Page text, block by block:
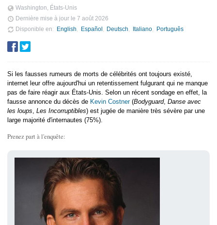
Washington, États-Unis
Dernière mise à jour le 7 août 2026
Disponible en
English Español Deutsch Italiano Português
Si les fausses rumeurs de morts de célébrités ont toujours existé,
internet leur offre aujourd'hui un retentissement fulgurant qui ne manque
pas de faire réagir aux États-Unis. Selon un récent sondage en effet, la
fausse annonce du décès de Kevin Costner(Bodyguard, Danse avec
les loups, Les Incorruptibles) est jugée de manière très sévère par une
large majorité d'internautes (75%).
Prenez part à l'enquête: